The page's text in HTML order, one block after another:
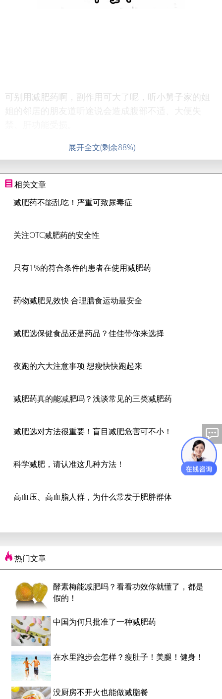
可别用减肥药啊，副作用可大了呢，听小舅子家的姐
展开全文(剩余88%)
相关文章
减肥药不能乱吃！严重可致尿毒症
关注OTC减肥药的安全性
只有1%的符合条件的患者在使用减肥药
药物减肥见效快 合理膳食运动最安全
减肥选保健食品还是药品？佳佳带你来选择
夜跑的六大注意事项 想瘦快快跑起来
减肥药真的能减肥吗？浅谈常见的三类减肥药
减肥选对方法很重要！盲目减肥危害可不小！
科学减肥，请认准这几种方法！
高血压、高血脂人群，为什么常发于肥胖群体
热门文章
酵素梅能减肥吗？看看功效你就懂了，都是
假的！
中国为何只批准了一种减肥药
在水里跑步会怎样？瘦肚子！美腿！健身！
没厨房不开火也能做减脂餐